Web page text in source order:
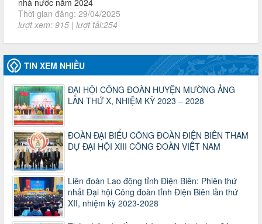
2930/TLĐ-TC
Công văn số 2930/TLĐ-TC, ngày 31/12/2024 của Tổng
LĐLĐ Việt Nam về việc quy định tỷ lệ phân phối tự động
KPCĐ 2% qua tài khoản Công đoàn Việt Nam về các cấp
Công đoàn năm 2025
Thời gian đăng: 06/01/2025
lượt xem: 1066 | lượt tải:437
47-TTCĐ/BTGTU
Thông tin chuyên đề: Một số nôi dung về sắp xếp tổ chức bộ
máy của hệ thống chính trị tinh gọn, hoạt động hiệu lực, hiệu
quả
Thời gian đăng: 25/12/2024
lượt xem: 1222 | lượt tải:339
37/HD-TLĐ
Hướng dẫn Công đoàn với việc tổ chức và hoạt động của
Ban Thanh tra Nhân dân
Thời gian đăng: 27/12/2024
lượt xem: 4945 | lượt tải:1351
TIN XEM NHIỀU
ĐẠI HỘI CÔNG ĐOÀN HUYỆN MƯỜNG ẢNG
LẦN THỨ X, NHIỆM KỲ 2023 – 2028
ĐOÀN ĐẠI BIỂU CÔNG ĐOÀN ĐIỆN BIÊN THAM
DỰ ĐẠI HỘI XIII CÔNG ĐOÀN VIỆT NAM
Liên đoàn Lao động tỉnh Điện Biên: Phiên thứ
nhất Đại hội Công đoàn tỉnh Điện Biên lần thứ
XII, nhiệm kỳ 2023-2028